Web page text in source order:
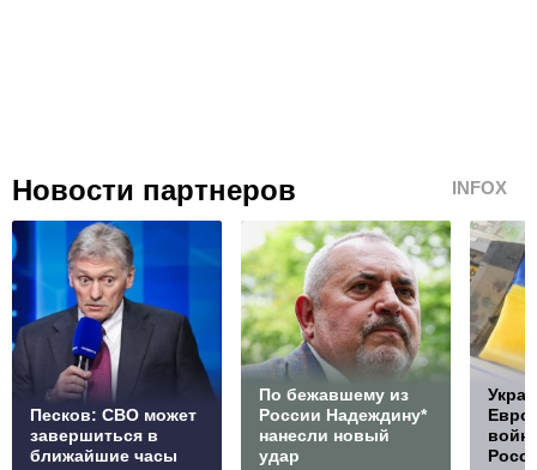
Новости партнеров INFOX
Песков: СВО может
завершиться в
ближайшие часы
По бежавшему из
России Надеждину*
нанесли новый
удар